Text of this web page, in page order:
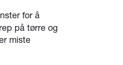
for å
på tørre og
miste